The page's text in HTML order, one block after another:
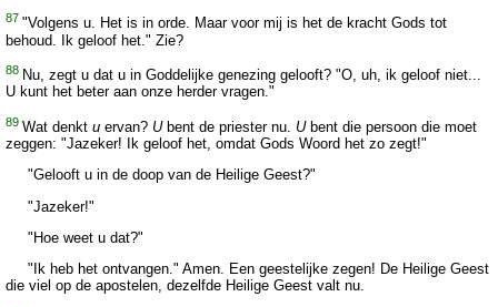
87 "Volgens u. Het is in orde. Maar voor mij is het de kracht Gods tot
behoud. Ik geloof het." Zie?
88 Nu, zegt u dat u in Goddelijke genezing gelooft? "O, uh, ik geloof niet...
U kunt het beter aan onze herder vragen."
89 Wat denkt u ervan? Ubent de priester nu. Ubent die persoon die moet
zeggen: "Jazeker! Ik geloof het, omdat Gods Woord het zo zegt!"
"Gelooft u in de doop van de Heilige Geest?"
"Jazeker!"
"Hoe weet u dat?"
"Ik heb het ontvangen." Amen. Een geestelijke zegen! De Heilige Geest
die viel op de apostelen, dezelfde Heilige Geest valt nu.